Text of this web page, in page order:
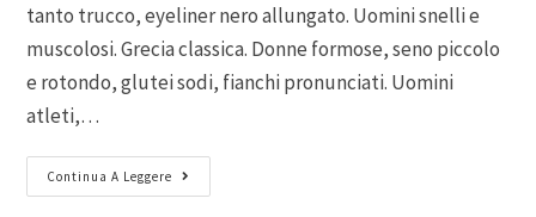
tanto trucco, eyeliner nero allungato. Uomini snelli e
muscolosi. Grecia classica. Donne formose, seno piccolo
e rotondo, glutei sodi, fianchi pronunciati. Uomini
atleti,…
Continua A Leggere